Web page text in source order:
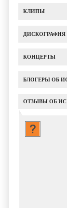
КЛИПЫ
ДИСКОГРАФИЯ
КОНЦЕРТЫ
БЛОГЕРЫ ОБ
ОТЗЫВЫ ОБ